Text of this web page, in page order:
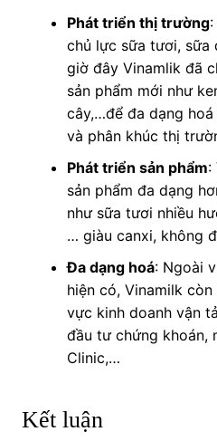
Phát triển thị trường:
chủ lực sữa tươi, sữa
giờ đây Vinamlik đã
sản phẩm mới như
cây,…để đa dạng
và phân khúc thị
Phát triển sản phẩm:
sản phẩm đa dạng
như sữa tươi nhiều
… giàu canxi, không
Đa dạng hoá: Ngoài
hiện có, Vinamilk
vực kinh doanh vận
đầu tư chứng khoán,
Clinic,…
Kết luận